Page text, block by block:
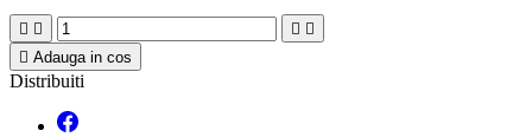
   
 Adauga in cos
Distribuiti